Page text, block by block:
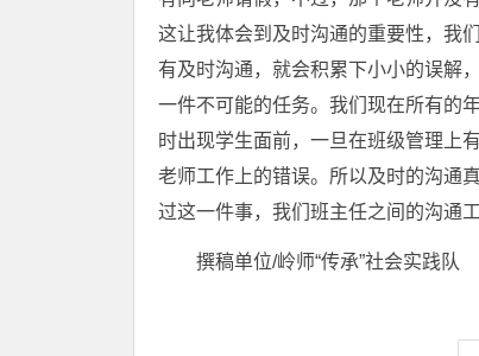
这让我体会到及时沟通的重要性，我
有及时沟通，就会积累下小小的误解
一件不可能的任务。我们现在所有的
时出现学生面前，一旦在班级管理上
老师工作上的错误。所以及时的沟通
过这一件事，我们班主任之间的沟通
撰稿单位/岭师“传承”社会实践队